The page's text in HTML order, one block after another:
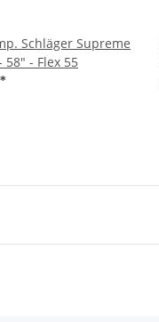
Schläger Supreme
58" - Flex 55
*